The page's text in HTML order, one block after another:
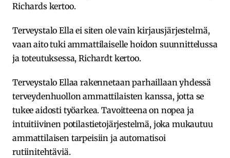
Richards kertoo.
Terveystalo Ella ei siten ole vain kirjausjärjestelmä,
vaan aito tuki ammattilaiselle hoidon suunnittelussa
ja toteutuksessa, Richardt kertoo.
Terveystalo Ellaa rakennetaan parhaillaan yhdessä
terveydenhuollon ammattilaisten kanssa, jotta se
tukee aidosti työarkea. Tavoitteena on nopea ja
intuitiivinen potilastietojärjestelmä, joka mukautuu
ammattilaisen tarpeisiin ja automatisoi
rutiinitehtäviä.